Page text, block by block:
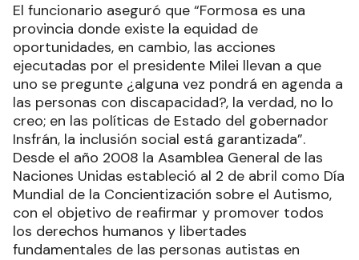
El funcionario aseguró que “Formosa es una
provincia donde existe la equidad de
oportunidades, en cambio, las acciones
ejecutadas por el presidente Milei llevan a que
uno se pregunte ¿alguna vez pondrá en agenda a
las personas con discapacidad?, la verdad, no lo
creo; en las políticas de Estado del gobernador
Insfrán, la inclusión social está garantizada”.
Desde el año 2008 la Asamblea General de las
Naciones Unidas estableció al 2 de abril como Día
Mundial de la Concientización sobre el Autismo,
con el objetivo de reafirmar y promover todos
los derechos humanos y libertades
fundamentales de las personas autistas en